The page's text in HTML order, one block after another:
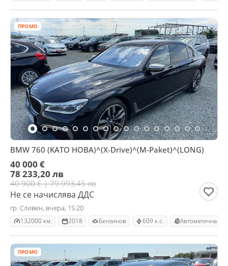
ПРОМО
BMW 760 (KATO НОВА)^(X-Drive)^(M-Paket)^(LONG)
40 000 €
78 233,20 лв
40 900 € | 79 993,45 лв
Не се начислява ДДС
гр. Сливен, вчера, 15:20
132000 км. 2018 Бензинов 609 к.с. Автоматична
ПРОМО